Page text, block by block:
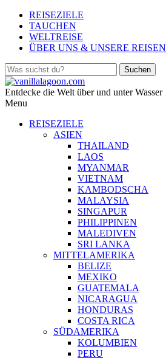
REISEZIELE
TAUCHEN
WELTREISE
ÜBER UNS & UNSERE REISEN
Entdecke die Welt über und unter Wasser
Menu
REISEZIELE
ASIEN
THAILAND
LAOS
MYANMAR
VIETNAM
KAMBODSCHA
MALAYSIA
SINGAPUR
PHILIPPINEN
MALEDIVEN
SRI LANKA
MITTELAMERIKA
BELIZE
MEXIKO
GUATEMALA
NICARAGUA
HONDURAS
COSTA RICA
SÜDAMERIKA
KOLUMBIEN
PERU